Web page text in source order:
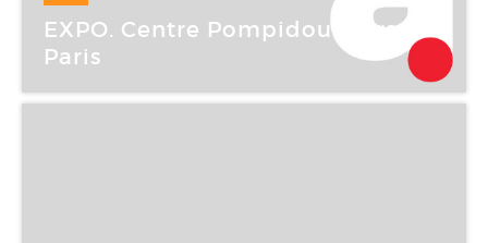
29 Juil -14 Août 2007
EXPO. Centre Pompidou : Airs de
Paris